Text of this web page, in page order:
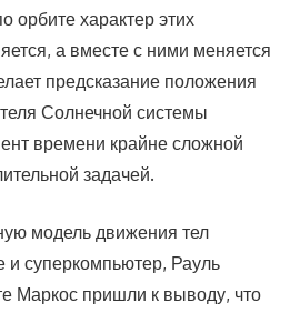
орбите характер этих
а вместе с ними меняется
предсказание положения
Солнечной системы
времени крайне сложной
задачей.
модель движения тел
и суперкомпьютер, Рауль
Маркос пришли к выводу, что